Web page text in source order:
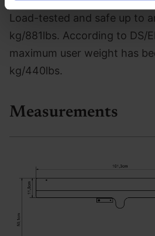
de har indsamlet fra din brug af
Load-tested and safe up to
kg/881lbs. According to DS/
maximum user weight has
kg/440lbs.
Measurements